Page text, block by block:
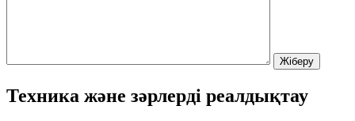
Техника және зәрлерді реалдықтау